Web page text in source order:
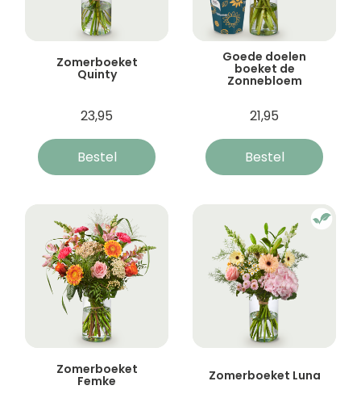
Zomerboeket
Quinty
23,95
Bestel
Goede doelen
boeket de
Zonnebloem
21,95
Bestel
Zomerboeket
Femke Zomerboeket Luna